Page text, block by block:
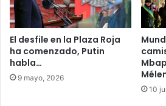
El desfile en la Plaza Roja
ha comenzado, Putin
habla…
9 mayo, 2026
10